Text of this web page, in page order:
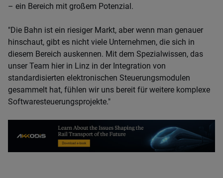
– ein Bereich mit großem Potenzial.
"Die Bahn ist ein riesiger Markt, aber wenn man genauer
hinschaut, gibt es nicht viele Unternehmen, die sich in
diesem Bereich auskennen. Mit dem Spezialwissen, das
unser Team hier in Linz in der Integration von
standardisierten elektronischen Steuerungsmodulen
gesammelt hat, fühlen wir uns bereit für weitere komplexe
Softwaresteuerungsprojekte."